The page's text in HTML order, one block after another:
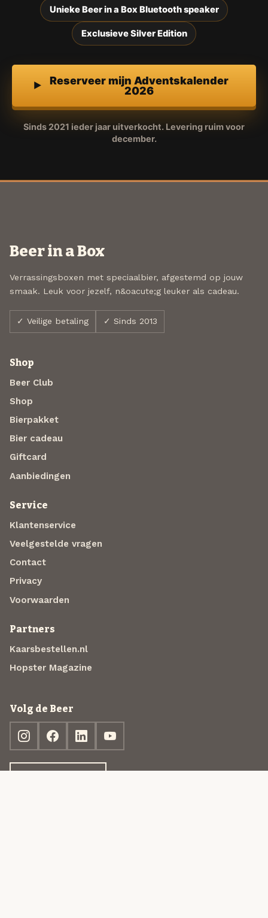
Unieke Beer in a Box Bluetooth speaker
Exclusieve Silver Edition
Reserveer mijn Adventskalender
2026
Sinds 2021 ieder jaar uitverkocht. Levering ruim voor
december.
Beer in a Box
Verrassingsboxen met speciaalbier, afgestemd op jouw
smaak. Leuk voor jezelf, n&oacute;g leuker als cadeau.
✓ Veilige betaling ✓ Sinds 2013
Shop
Beer Club
Shop
Bierpakket
Bier cadeau
Giftcard
Aanbiedingen
Service
Klantenservice
Veelgestelde vragen
Contact
Privacy
Voorwaarden
Partners
Kaarsbestellen.nl
Hopster Magazine
Volg de Beer